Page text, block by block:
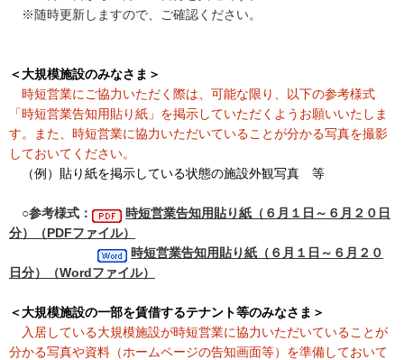
※随時更新しますので、ご確認ください。
＜大規模施設のみなさま＞
時短営業にご協力いただく際は、可能な限り、以下の参考様式
「時短営業告知用貼り紙」を掲示していただくようお願いいたしま
す。また、時短営業に協力いただいていることが分かる写真を撮影
しておいてください。
（例）貼り紙を掲示している状態の施設外観写真 等
○参考様式：
時短営業告知用貼り紙（６月１日～６月２０日
分）（PDFファイル）
時短営業告知用貼り紙（６月１日～６月２０
日分）（Wordファイル）
＜大規模施設の一部を賃借するテナント等のみなさま＞
入居している大規模施設が時短営業に協力いただいていることが
分かる写真や資料（ホームページの告知画面等）を準備しておいて